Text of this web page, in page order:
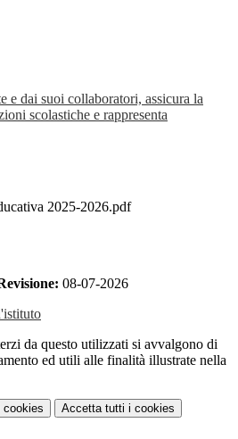
e dai suoi collaboratori, assicura la
scolastiche e rappresenta
2025-2026.pdf
08-07-2026
da questo utilizzati si avvalgono di
ed utili alle finalità illustrate nella
cookies Accetta tutti i cookies